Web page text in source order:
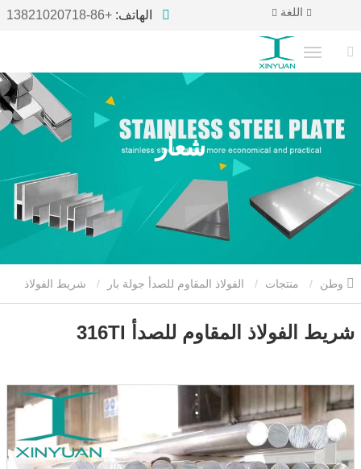
الهاتف: +86-13821020718 اللغة
شعار
منتجات الفولاذ المقاوم للصدأ جولة بار شريط الفولاذ
المقاوم للصدأ 316TI
شريط الفولاذ المقاوم للصدأ 316TI